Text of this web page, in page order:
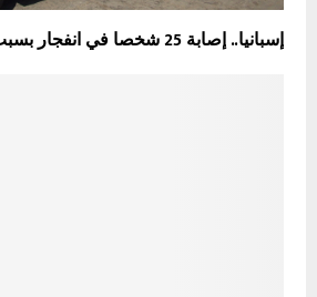
إسبانيا.. إصابة 25 شخصا في انفجار بسبب تسرب غاز بمدريد